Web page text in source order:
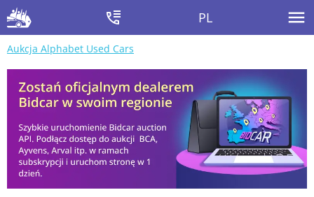
PL
Aukcja Alphabet Used Cars